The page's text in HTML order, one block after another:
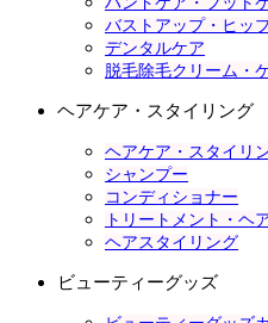
バストアップ・ヒッ
デンタルケア
脱毛除毛クリーム・
ヘアケア・スタイリング
ヘアケア・スタイリ
シャンプー
コンディショナー
トリートメント・ヘ
ヘアスタイリング
ビューティーグッズ